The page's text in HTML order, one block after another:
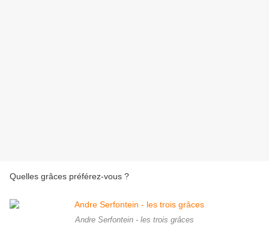
Quelles grâces préférez-vous ?
Andre Serfontein - les trois grâces